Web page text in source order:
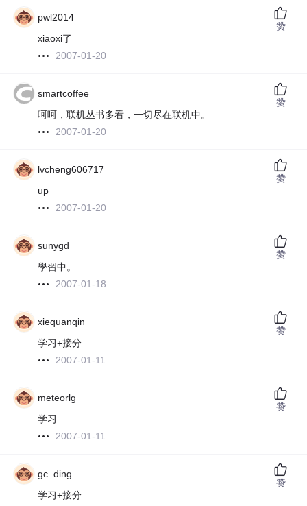
pwl2014
xiaoxi了
2007-01-20
赞
smartcoffee
呵呵，联机丛书多看，一切尽在联机中。
2007-01-20
赞
lvcheng606717
up
2007-01-20
赞
sunygd
學習中。
2007-01-18
赞
xiequanqin
学习+接分
2007-01-11
赞
meteorlg
学习
2007-01-11
赞
gc_ding
学习+接分
赞